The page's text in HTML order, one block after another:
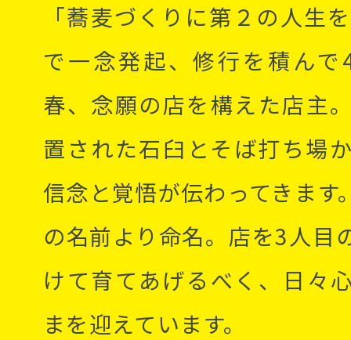
「蕎麦づくりに第２の人生
で一念発起、修行を積ん
春、念願の店を構えた店主
置された石臼とそば打ち場
信念と覚悟が伝わってきます
の名前より命名。店を3人目
けて育てあげるべく、日々
まを迎えています。